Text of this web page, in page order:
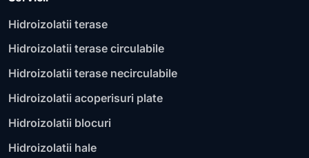
Hidroizolatii terase
Hidroizolatii terase circulabile
Hidroizolatii terase necirculabile
Hidroizolatii acoperisuri plate
Hidroizolatii blocuri
Hidroizolatii hale